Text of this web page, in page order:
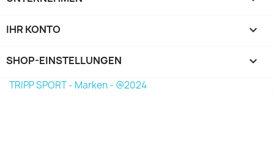
IHR KONTO 
SHOP-EINSTELLUNGEN keyboard_arrow_down
TRIPP SPORT - Marken - @2024